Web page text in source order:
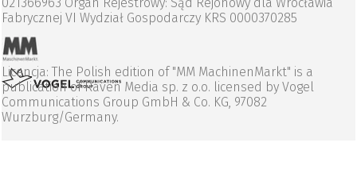
Fabrycznej VI Wydział Gospodarczy KRS 0000370285
Licencja: The Polish edition of "MM MachinenMarkt" is a
publication of Raven Media sp. z o.o. licensed by Vogel
Communications Group GmbH & Co. KG, 97082
Wurzburg/Germany.